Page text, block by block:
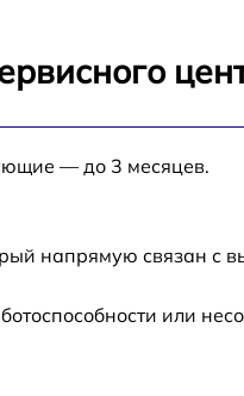
от 60 мин
— до 3 месяцев.
напрямую связан с
или